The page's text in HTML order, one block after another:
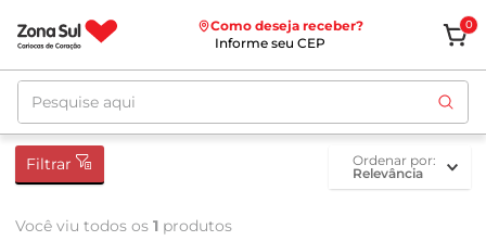
Como deseja receber?
Informe seu CEP
0
Pesquise aqui
Filtrar
ordenar por
Relevância
Você viu todos os 1 produtos